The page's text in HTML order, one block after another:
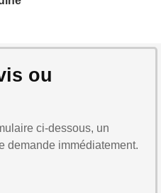
ou
ci-dessous, un
demande immédiatement.